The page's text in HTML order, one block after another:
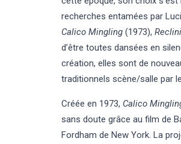
recherches entamées par
Calico Mingling (1973),
d’être toutes dansées en
création, elles sont de
traditionnels scène/salle par
Créée en 1973, Calico
sans doute grâce au film de
Fordham de New York. La